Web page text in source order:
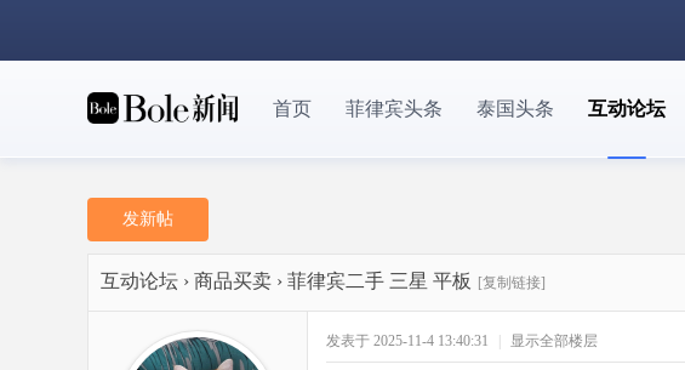
首页 菲律宾头条 泰国头条 互动论坛
发新帖
互动论坛 › 商品买卖 › 菲律宾二手 三星 平板 [复制链接]
发表于 2025-11-4 13:40:31 显示全部楼层